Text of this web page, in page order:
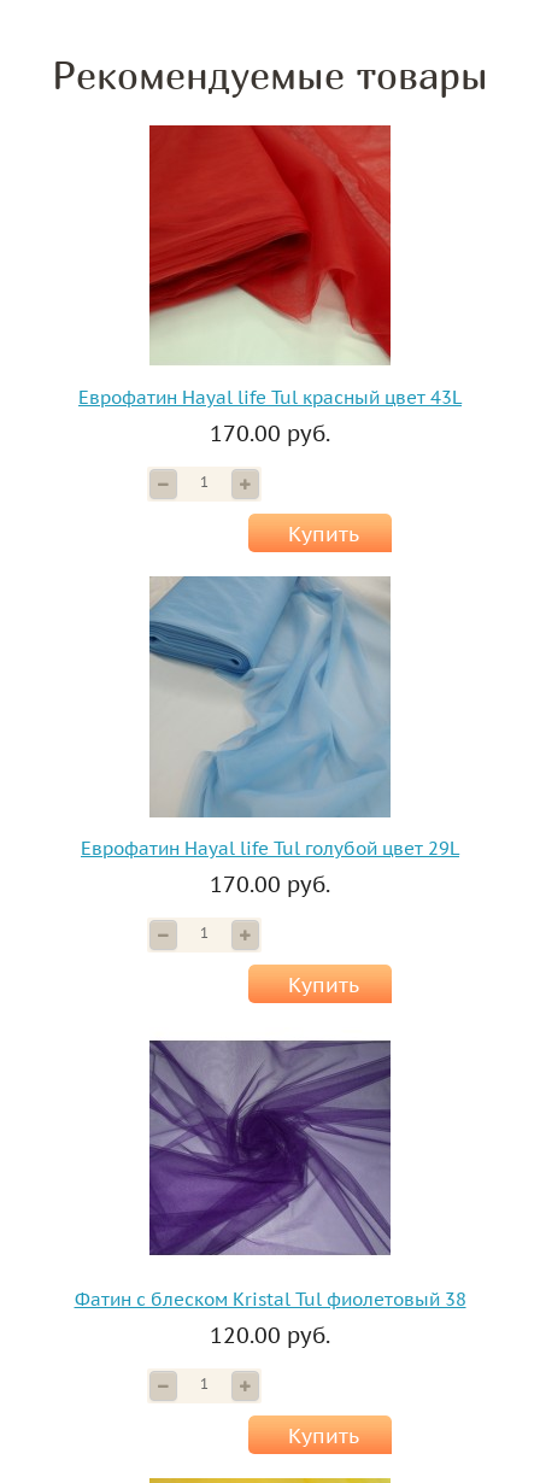
Рекомендуемые товары
Еврофатин Hayal life Tul красный цвет 43L
170.00 руб.
Купить
Еврофатин Hayal life Tul голубой цвет 29L
170.00 руб.
Купить
Фатин с блеском Kristal Tul фиолетовый 38
120.00 руб.
Купить